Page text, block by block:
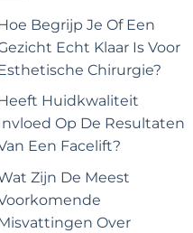
Begrijp Je Of Een
Echt Klaar Is Voor
Chirurgie?
Huidkwaliteit
Op De Resultaten
Een Facelift?
Zijn De Meest
Over